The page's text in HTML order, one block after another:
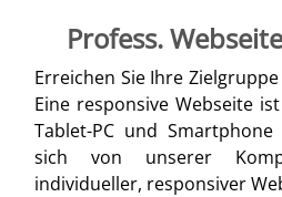
Profess.
Erreichen Sie Ihre
Eine responsive Webseite
Tablet-PC und
sich von unserer
individueller, responsiver